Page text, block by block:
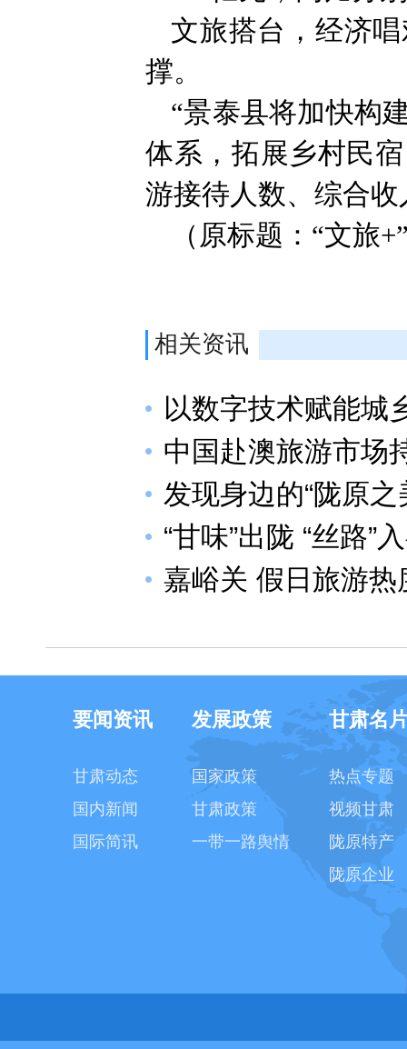
文旅搭台，经济
撑。
“景泰县将加快构
体系，拓展乡村民
游接待人数、综合
（原标题：“文旅
相关资讯
以数字技术赋能城
中国赴澳旅游市场
发现身边的“陇原之
“甘味”出陇 “丝路”
嘉峪关 假日旅游热
要闻资讯
甘肃动态
国内新闻
国际简讯
发展政策
国家政策
甘肃政策
一带一路舆情
甘肃名
热点专题
视频甘肃
陇原特产
陇原企业